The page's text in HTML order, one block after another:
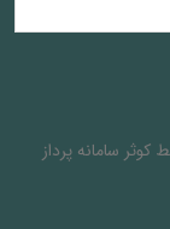
کوثر سامانه پرداز